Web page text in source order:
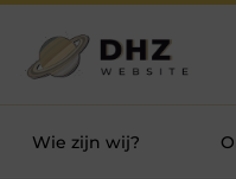
Wie zijn wij?